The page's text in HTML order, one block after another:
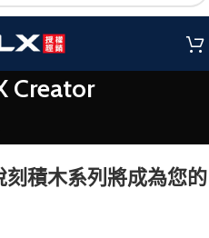
Creator
刻積木系列將成為您的